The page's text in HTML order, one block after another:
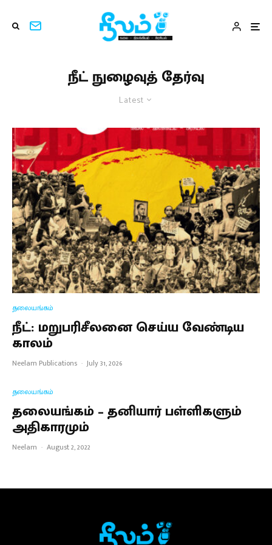
நீட் நுழைவுத் தேர்வு
Latest
தலையங்கம்
நீட்: மறுபரிசீலனை செய்ய வேண்டிய
காலம்
Neelam Publications · July 31, 2026
தலையங்கம்
தலையங்கம் – தனியார் பள்ளிகளும்
அதிகாரமும்
Neelam · August 2, 2022